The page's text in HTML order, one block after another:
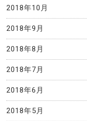
2018年10月
2018年9月
2018年8月
2018年7月
2018年6月
2018年5月